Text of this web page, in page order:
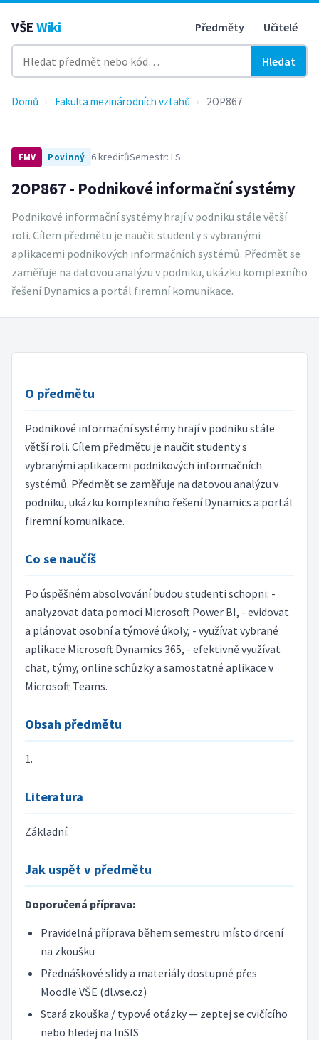
VŠE Wiki Předměty Učitelé
Hledat
Domů › Fakulta mezinárodních vztahů › 2OP867
FMV Povinný 6 kreditůSemestr: LS
2OP867 - Podnikové informační systémy
Podnikové informační systémy hrají v podniku stále větší
roli. Cílem předmětu je naučit studenty s vybranými
aplikacemi podnikových informačních systémů. Předmět se
zaměřuje na datovou analýzu v podniku, ukázku komplexního
řešení Dynamics a portál firemní komunikace.
O předmětu
Podnikové informační systémy hrají v podniku stále
větší roli. Cílem předmětu je naučit studenty s
vybranými aplikacemi podnikových informačních
systémů. Předmět se zaměřuje na datovou analýzu v
podniku, ukázku komplexního řešení Dynamics a portál
firemní komunikace.
Co se naučíš
Po úspěšném absolvování budou studenti schopni: -
analyzovat data pomocí Microsoft Power BI, - evidovat
a plánovat osobní a týmové úkoly, - využívat vybrané
aplikace Microsoft Dynamics 365, - efektivně využívat
chat, týmy, online schůzky a samostatné aplikace v
Microsoft Teams.
Obsah předmětu
1.
Literatura
Základní:
Jak uspět v předmětu
Doporučená příprava:
Pravidelná příprava během semestru místo drcení
na zkoušku
Přednáškové slidy a materiály dostupné přes
Moodle VŠE (dl.vse.cz)
Stará zkouška / typové otázky — zeptej se cvičícího
nebo hledej na InSIS